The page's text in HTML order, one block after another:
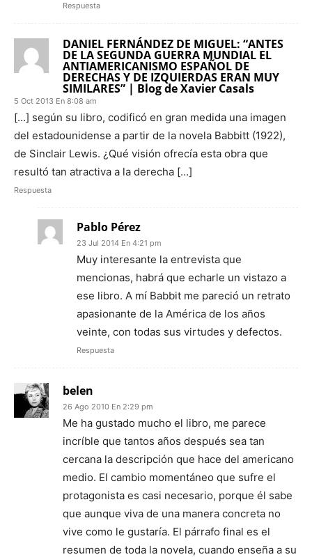
Respuesta
DANIEL FERNÁNDEZ DE MIGUEL: “ANTES
DE LA SEGUNDA GUERRA MUNDIAL EL
ANTIAMERICANISMO ESPAÑOL DE
DERECHAS Y DE IZQUIERDAS ERAN MUY
SIMILARES” | Blog de Xavier Casals
5 Oct 2013 En 8:08 am
[…] según su libro, codificó en gran medida una imagen
del estadounidense a partir de la novela Babbitt (1922),
de Sinclair Lewis. ¿Qué visión ofrecía esta obra que
resultó tan atractiva a la derecha […]
Respuesta
Pablo Pérez
23 Jul 2014 En 4:21 pm
Muy interesante la entrevista que
mencionas, habrá que echarle un vistazo a
ese libro. A mí Babbit me pareció un retrato
apasionante de la América de los años
veinte, con todas sus virtudes y defectos.
Respuesta
belen
26 Ago 2010 En 2:29 pm
Me ha gustado mucho el libro, me parece
incríble que tantos años después sea tan
cercana la descripción que hace del americano
medio. El cambio momentáneo que sufre el
protagonista es casi necesario, porque él sabe
que aunque viva de una manera concreta no
vive como le gustaría. El párrafo final es el
resumen de toda la novela, cuando enseña a su